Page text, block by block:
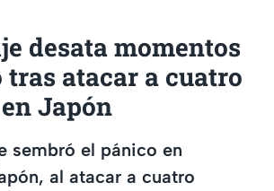
desata momentos
tras atacar a cuatro
Japón
sembró el pánico en
al atacar a cuatro